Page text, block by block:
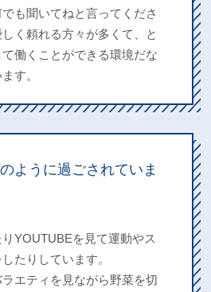
も聞いてねと言ってくださ
く頼れる方々が多くて、と
働くことができる環境だな
す。
ように過ごされていま
YOUTUBEを見て運動やス
たりしています。
ラエティを見ながら野菜を切